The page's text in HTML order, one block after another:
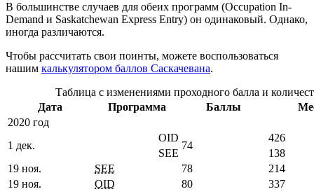
В большинстве случаев для обеих программ (Occupation In-
Demand и Saskatchewan Express Entry) он одинаковый. Однако,
иногда различаются.
Чтобы рассчитать свои поинты, можете воспользоваться
нашим калькулятором баллов Саскачевана.
Таблица с изменениями проходного балла и
Дата
Программа Баллы
2020 год
1 дек.
OID
74
426
SEE
138
19 ноя.
SEE 78
214
19 ноя.
OID 80 337